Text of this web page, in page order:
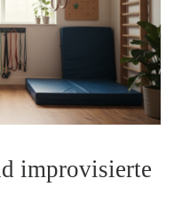
improvisierte